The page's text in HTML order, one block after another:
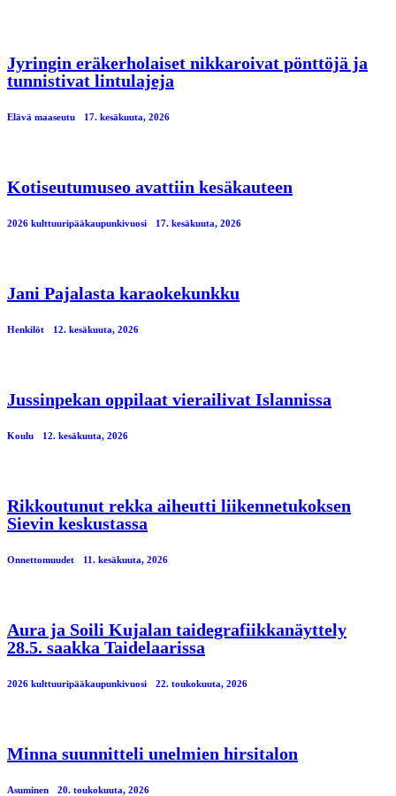
Jyringin eräkerholaiset nikkaroivat pönttöjä ja
tunnistivat lintulajeja
Elävä maaseutu 17. kesäkuuta, 2026
Kotiseutumuseo avattiin kesäkauteen
2026 kulttuuripääkaupunkivuosi 17. kesäkuuta, 2026
Jani Pajalasta karaokekunkku
Henkilöt 12. kesäkuuta, 2026
Jussinpekan oppilaat vierailivat Islannissa
Koulu 12. kesäkuuta, 2026
Rikkoutunut rekka aiheutti liikennetukoksen
Sievin keskustassa
Onnettomuudet 11. kesäkuuta, 2026
Aura ja Soili Kujalan taidegrafiikkanäyttely
28.5. saakka Taidelaarissa
2026 kulttuuripääkaupunkivuosi 22. toukokuuta, 2026
Minna suunnitteli unelmien hirsitalon
Asuminen 20. toukokuuta, 2026